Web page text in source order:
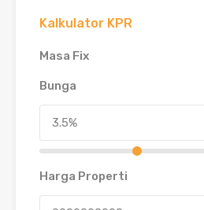
Kalkulator KPR
Masa Fix
Bunga
Harga Properti